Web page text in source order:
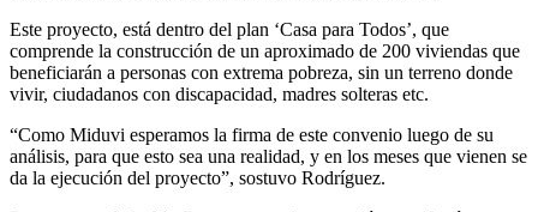
Este proyecto, está dentro del plan ‘Casa para Todos’, que
comprende la construcción de un aproximado de 200 viviendas que
beneficiarán a personas con extrema pobreza, sin un terreno donde
vivir, ciudadanos con discapacidad, madres solteras etc.
“Como Miduvi esperamos la firma de este convenio luego de su
análisis, para que esto sea una realidad, y en los meses que vienen se
da la ejecución del proyecto”, sostuvo Rodríguez.